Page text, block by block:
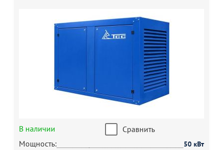
В наличии
Сравнить
Мощность:
50 кВт